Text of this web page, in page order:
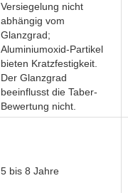
Versiegelung nicht
abhängig vom
Glanzgrad;
Aluminiumoxid-Partikel
bieten Kratzfestigkeit.
Der Glanzgrad
beeinflusst die Taber-
Bewertung nicht.
5 bis 8 Jahre